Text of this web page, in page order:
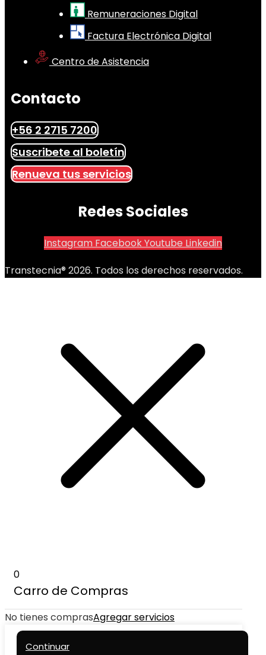
Remuneraciones Digital
Factura Electrónica Digital
Centro de Asistencia
Contacto
+56 2 2715 7200
Suscribete al boletín
Renueva tus servicios
Redes Sociales
Instagram FacebookYoutube Linkedin
Transtecnia® 2026. Todos los derechos reservados.
0
Carro de Compras
No tienes comprasAgregar servicios
Continuar